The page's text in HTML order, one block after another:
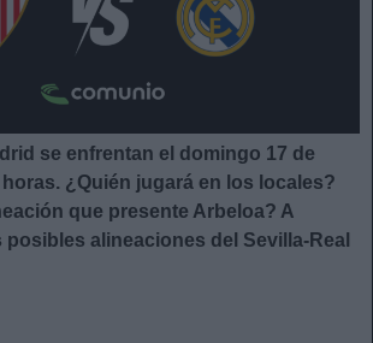
se enfrentan el domingo 17 de
horas. ¿Quién jugará en los locales?
que presente Arbeloa? A
alineaciones del Sevilla-Real